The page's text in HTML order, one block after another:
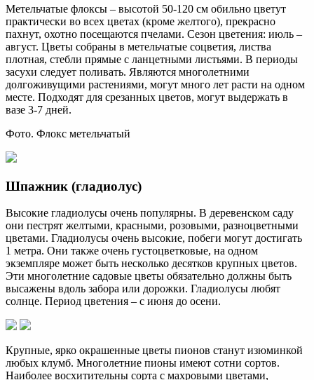
Метельчатые флоксы – высотой 50-120 см обильно цветут
практически во всех цветах (кроме желтого), прекрасно
пахнут, охотно посещаются пчелами. Сезон цветения: июль –
август. Цветы собраны в метельчатые соцветия, листва
плотная, стебли прямые с ланцетными листьями. В периоды
засухи следует поливать. Являются многолетними
долгоживущими растениями, могут много лет расти на одном
месте. Подходят для срезанных цветов, могут выдержать в
вазе 3-7 дней.
Фото. Флокс метельчатый
Шпажник (гладиолус)
Высокие гладиолусы очень популярны. В деревенском саду
они пестрят желтыми, красными, розовыми, разноцветными
цветами. Гладиолусы очень высокие, побеги могут достигать
1 метра. Они также очень густоцветковые, на одном
экземпляре может быть несколько десятков крупных цветов.
Эти многолетние садовые цветы обязательно должны быть
высажены вдоль забора или дорожки. Гладиолусы любят
солнце. Период цветения – с июня до осени.
Крупные, ярко окрашенные цветы пионов станут изюминкой
любых клумб. Многолетние пионы имеют сотни сортов.
Наиболее восхитительны сорта с махровыми цветами,